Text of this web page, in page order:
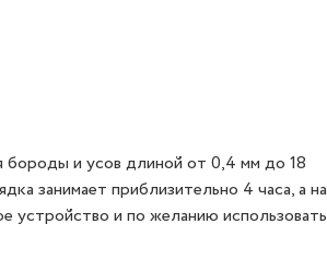
бороды и усов длиной от 0,4 мм до 18
занимает приблизительно 4 часа, а на
и по желанию использовать